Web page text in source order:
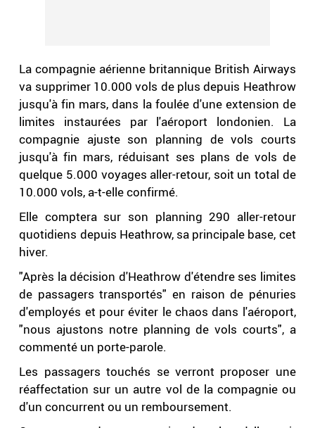
La compagnie aérienne britannique British Airways
va supprimer 10.000 vols de plus depuis Heathrow
jusqu'à fin mars, dans la foulée d'une extension de
limites instaurées par l'aéroport londonien. La
compagnie ajuste son planning de vols courts
jusqu'à fin mars, réduisant ses plans de vols de
quelque 5.000 voyages aller-retour, soit un total de
10.000 vols, a-t-elle confirmé.
Elle comptera sur son planning 290 aller-retour
quotidiens depuis Heathrow, sa principale base, cet
hiver.
"Après la décision d'Heathrow d'étendre ses limites
de passagers transportés" en raison de pénuries
d'employés et pour éviter le chaos dans l'aéroport,
"nous ajustons notre planning de vols courts", a
commenté un porte-parole.
Les passagers touchés se verront proposer une
réaffectation sur un autre vol de la compagnie ou
d'un concurrent ou un remboursement.